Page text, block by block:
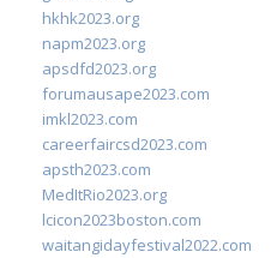
hkhk2023.org
napm2023.org
apsdfd2023.org
forumausape2023.com
imkl2023.com
careerfaircsd2023.com
apsth2023.com
MedItRio2023.org
lcicon2023boston.com
waitangidayfestival2022.com